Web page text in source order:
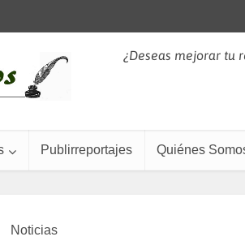
¿Deseas mejorar tu
Publirreportajes Quiénes
Noticias